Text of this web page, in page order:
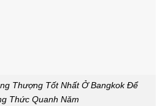
Thượng Tốt Nhất Ở Bangkok Để
Thức Quanh Năm